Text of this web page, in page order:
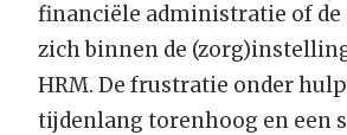
financiële administratie of de
zich binnen de
HRM. De frustratie onder
tijdenlang torenhoog en een